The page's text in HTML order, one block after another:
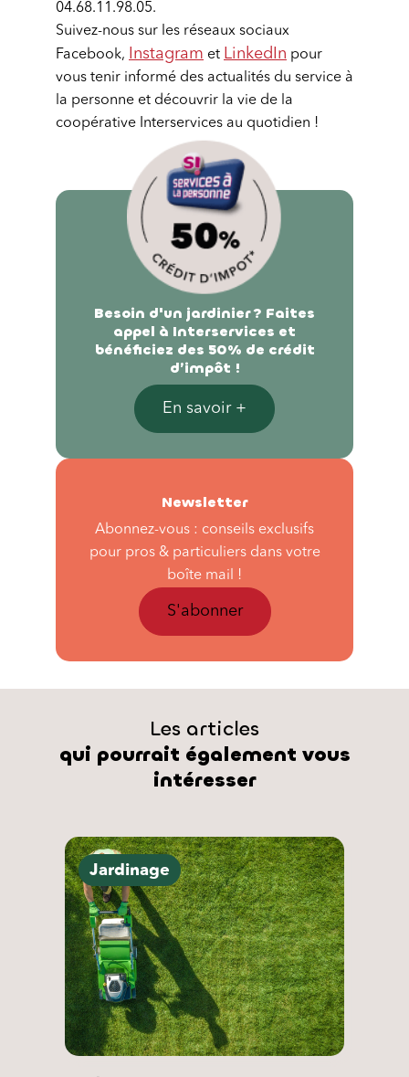
04.68.11.98.05.
Suivez-nous sur les réseaux sociaux
Facebook,
Instagram et LinkedIn pour
vous tenir informé des actualités du service à
la personne et découvrir la vie de la
coopérative Interservices au quotidien !
Besoin d'un jardinier ? Faites
appel à Interservices et
bénéficiez des 50% de crédit
d’impôt !
En savoir +
Newsletter
Abonnez-vous : conseils exclusifs
pour pros & particuliers dans votre
boîte mail !
S'abonner
Les articles
qui pourrait également vous
intéresser
Jardinage